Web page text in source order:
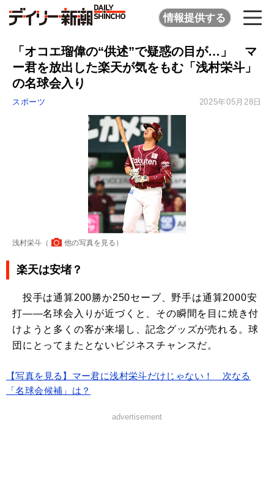
情報提供する
「オコエ瑠偉の“供述”で疑惑の目が…」 マ
ー君を放出した楽天が気をもむ「浅村栄斗」
の名球会入り
スポーツ 2025年05月28日
浅村栄斗（ 他の写真を見る ）
楽天は安堵？
投手は通算200勝か250セーブ、野手は通算2000安
打――名球会入りが近づくと、その瞬間を目に焼き付
けようと多くの客が来場し、記念グッズが売れる。球
団にとってまたとないビジネスチャンスだ。
【写真を見る】マー君に浅村栄斗だけじゃない！ 次なる
「名球会候補」は？
advertisement